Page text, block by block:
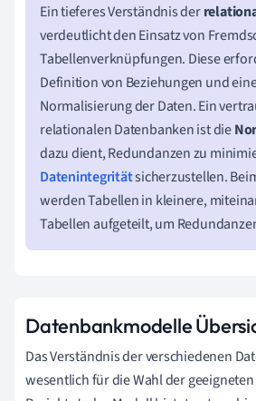
Ein tieferes Verständnis der
verdeutlicht den Einsatz von
Tabellenverknüpfungen. Diese
Definition von Beziehungen und
Normalisierung der Daten. Ein
relationalen Datenbanken ist die
dazu dient, Redundanzen zu
Datenintegritätsicherzustellen.
werden Tabellen in kleinere,
Tabellen aufgeteilt, um
Datenbankmodelle
Das Verständnis der verschiedenen
wesentlich für die Wahl der